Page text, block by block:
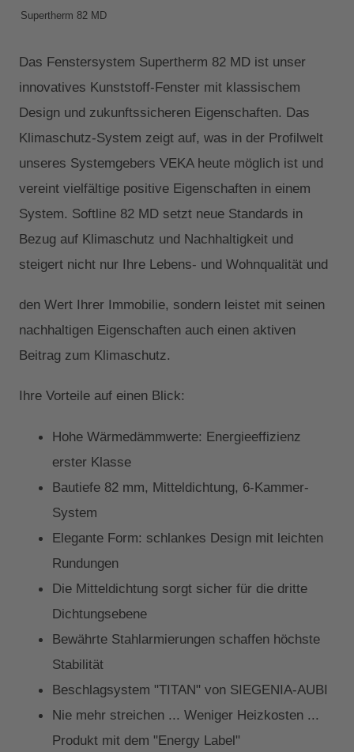
Supertherm 82 MD
Das Fenstersystem Supertherm 82 MD ist unser
innovatives Kunststoff-Fenster mit klassischem
Design und zukunftssicheren Eigenschaften. Das
Klimaschutz-System zeigt auf, was in der Profilwelt
unseres Systemgebers VEKA heute möglich ist und
vereint vielfältige positive Eigenschaften in einem
System. Softline 82 MD setzt neue Standards in
Bezug auf Klimaschutz und Nachhaltigkeit und
steigert nicht nur Ihre Lebens- und Wohnqualität und
den Wert Ihrer Immobilie, sondern leistet mit seinen
nachhaltigen Eigenschaften auch einen aktiven
Beitrag zum Klimaschutz.
Ihre Vorteile auf einen Blick:
Hohe Wärmedämmwerte: Energieeffizienz
erster Klasse
Bautiefe 82 mm, Mitteldichtung, 6-Kammer-
System
Elegante Form: schlankes Design mit leichten
Rundungen
Die Mitteldichtung sorgt sicher für die dritte
Dichtungsebene
Bewährte Stahlarmierungen schaffen höchste
Stabilität
Beschlagsystem "TITAN" von SIEGENIA-AUBI
Nie mehr streichen ... Weniger Heizkosten ...
Produkt mit dem "Energy Label"